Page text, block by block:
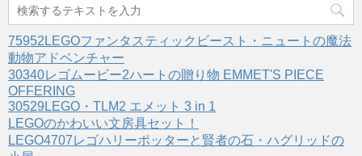
75952LEGOファンタスティックビースト・ニュートの魔法
動物アドベンチャー
30340レゴムービー2ハートの贈り物 EMMET'S PIECE
OFFERING
30529LEGO・TLM2 エメット 3 in 1
LEGOのかわいい文房具セット！
LEGO4707レゴハリーポッターと賢者の石・ハグリッドの